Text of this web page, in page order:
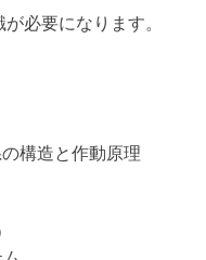
必要になります。
構造と作動原理